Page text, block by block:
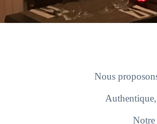
Nous
Notre